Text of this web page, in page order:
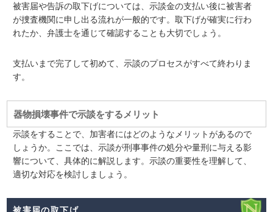
被害届や告訴の取下げについては、示談金の支払い後に被害者
が捜査機関に申し出る流れが一般的です。取下げが確実に行わ
れたか、弁護士を通じて確認することも大切でしょう。
支払いまで完了して初めて、示談のプロセスがすべて終わりま
す。
器物損壊事件で示談をするメリット
示談をすることで、加害者にはどのようなメリットがあるので
しょうか。ここでは、示談が刑事事件の処分や量刑に与える影
響について、具体的に解説します。示談の重要性を理解して、
適切な対応を検討しましょう。
被害届の取下げ